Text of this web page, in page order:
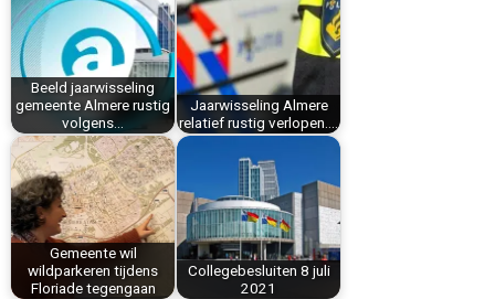
o
o
r
e
s
t
d
I
n
p
p
Beeld jaarwisseling
gemeente Almere rustig
volgens…
Jaarwisseling Almere
relatief rustig verlopen.…
Gemeente wil
wildparkeren tijdens
Floriade tegengaan
Collegebesluiten 8 juli
2021